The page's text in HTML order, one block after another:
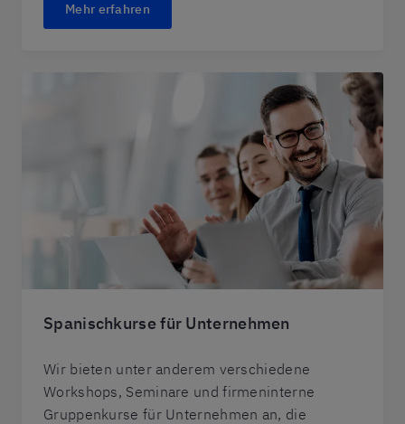
Mehr erfahren
Spanischkurse für Unternehmen
Wir bieten unter anderem verschiedene
Workshops, Seminare und firmeninterne
Gruppenkurse für Unternehmen an, die